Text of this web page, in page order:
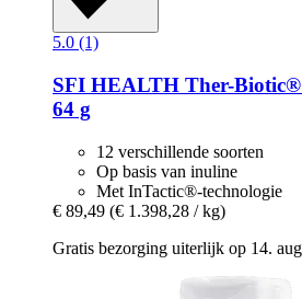
5.0 (1)
SFI HEALTH Ther-​Biotic®
64 g
12 verschillende soorten
Op basis van inuline
Met InTactic®-technologie
€ 89,49 (€ 1.398,28 / kg)
Gratis bezorging uiterlijk op 14.